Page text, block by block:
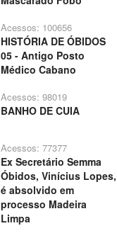
Acessos: 100656
HISTÓRIA DE ÓBIDOS
05 - Antigo Posto
Médico Cabano
Acessos: 98019
BANHO DE CUIA
Acessos: 77377
Ex Secretário Semma
Óbidos, Vinícius Lopes,
é absolvido em
processo Madeira
Limpa